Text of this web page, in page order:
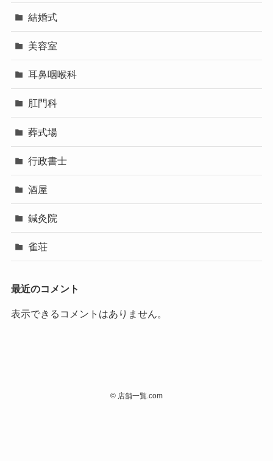
結婚式
美容室
耳鼻咽喉科
肛門科
葬式場
行政書士
酒屋
鍼灸院
雀荘
最近のコメント
表示できるコメントはありません。
© 店舗一覧.com